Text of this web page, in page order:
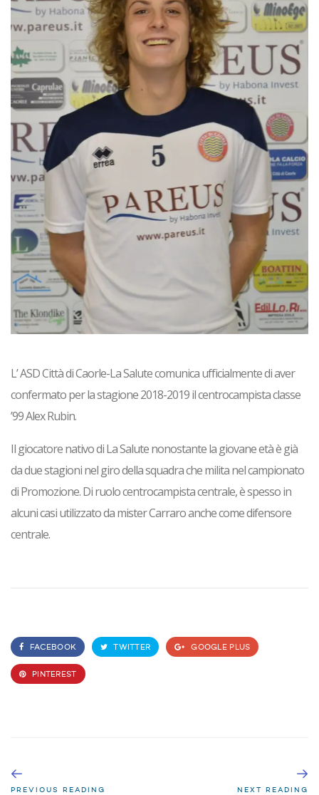
L’ ASD Città di Caorle-La Salute comunica ufficialmente di aver
confermato per la stagione 2018-2019 il centrocampista classe
’99 Alex Rubin.
Il giocatore nativo di La Salute nonostante la giovane età è già
da due stagioni nel giro della squadra che milita nel campionato
di Promozione. Di ruolo centrocampista centrale, è spesso in
alcuni casi utilizzato da mister Carraro anche come difensore
centrale.
FACEBOOK TWITTER GOOGLE PLUS
PINTEREST
PREVIOUS READING NEXT READING